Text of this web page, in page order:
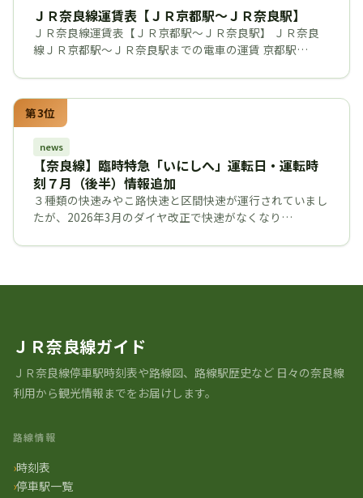
ＪＲ奈良線運賃表【ＪＲ京都駅～ＪＲ奈良駅】
ＪＲ奈良線運賃表【ＪＲ京都駅～ＪＲ奈良駅】 ＪＲ奈良
線ＪＲ京都駅～ＪＲ奈良駅までの電車の運賃 京都駅…
第3位
news
【奈良線】臨時特急「いにしへ」運転日・運転時
刻７月（後半）情報追加
３種類の快速みやこ路快速と区間快速が運行されていまし
たが、2026年3月のダイヤ改正で快速がなくなり…
ＪＲ奈良線ガイド
ＪＲ奈良線停車駅時刻表や路線図、路線駅歴史など ⽇々の奈良線
利⽤から観光情報までをお届けします。
路線情報
時刻表
停車駅一覧